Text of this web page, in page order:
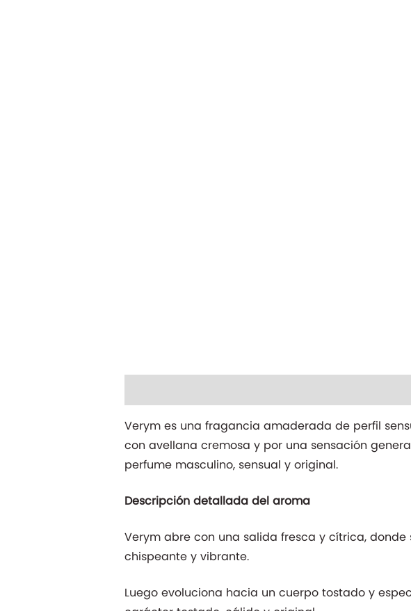
Verym es una fragancia amaderada de perfil
con avellana cremosa y por una sensación
perfume masculino, sensual y original.
Descripción detallada del aroma
Verym abre con una salida fresca y cítrica,
chispeante y vibrante.
Luego evoluciona hacia un cuerpo tostado y